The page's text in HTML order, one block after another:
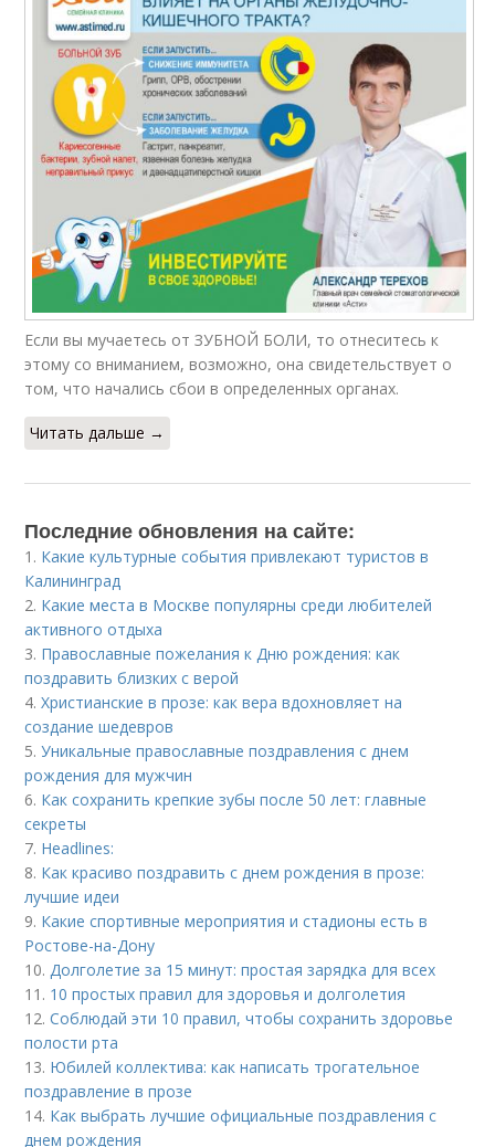
Если вы мучаетесь от ЗУБНОЙ БОЛИ, то отнеситесь к
этому со вниманием, возможно, она свидетельствует о
том, что начались сбои в определенных органах.
Читать дальше →
Последние обновления на сайте:
1. Какие культурные события привлекают туристов в
Калининград
2. Какие места в Москве популярны среди любителей
активного отдыха
3. Православные пожелания к Дню рождения: как
поздравить близких с верой
4.Христианские в прозе: как вера вдохновляет на
создание шедевров
5.Уникальные православные поздравления с днем
рождения для мужчин
6. Как сохранить крепкие зубы после 50 лет: главные
секреты
7. Headlines:
8. Как красиво поздравить с днем рождения в прозе:
лучшие идеи
9. Какие спортивные мероприятия и стадионы есть в
Ростове-на-Дону
10.Долголетие за 15 минут: простая зарядка для всех
11. 10 простых правил для здоровья и долголетия
12.Соблюдай эти 10 правил, чтобы сохранить здоровье
полости рта
13. Юбилей коллектива: как написать трогательное
поздравление в прозе
14. Как выбрать лучшие официальные поздравления с
днем рождения